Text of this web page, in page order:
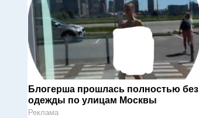
Блогерша прошлась полностью без
одежды по улицам Москвы
Реклама